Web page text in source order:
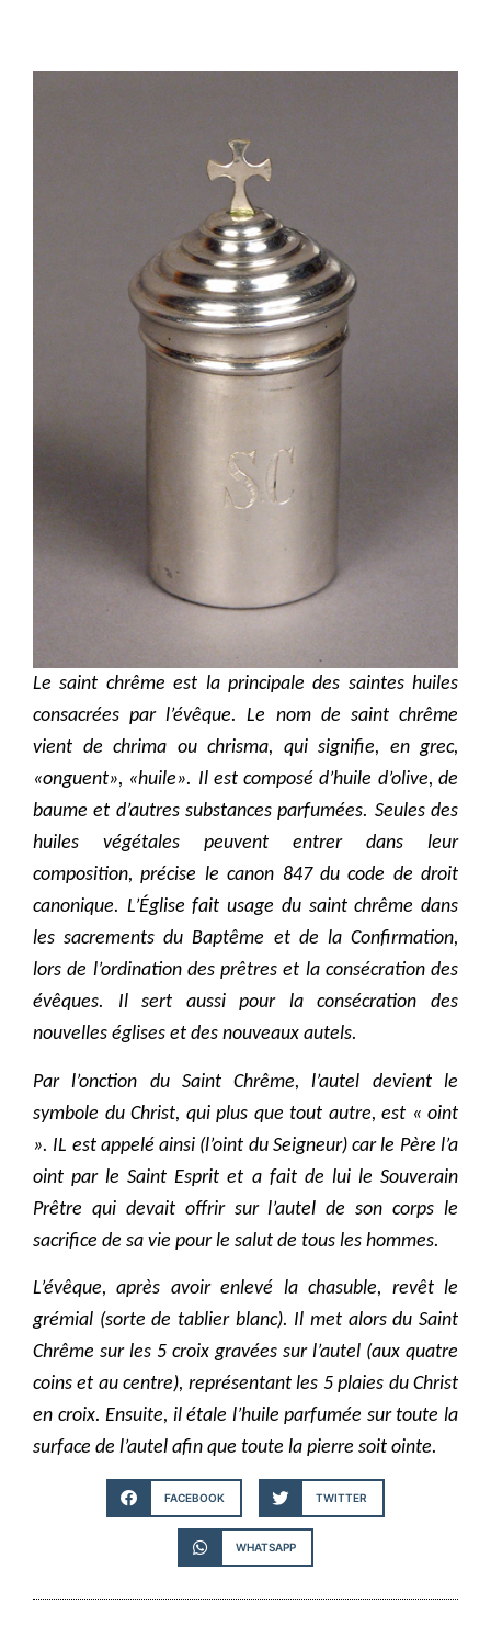
Le saint chrême est la principale des saintes huiles
consacrées par l’évêque. Le nom de saint chrême
vient de chrima ou chrisma, qui signifie, en grec,
«onguent», «huile». Il est composé d’huile d’olive, de
baume et d’autres substances parfumées. Seules des
huiles végétales peuvent entrer dans leur
composition, précise le canon 847 du code de droit
canonique. L’Église fait usage du saint chrême dans
les sacrements du Baptême et de la Confirmation,
lors de l’ordination des prêtres et la consécration des
évêques. Il sert aussi pour la consécration des
nouvelles églises et des nouveaux autels.
Par l’onction du Saint Chrême, l’autel devient le
symbole du Christ, qui plus que tout autre, est « oint
». IL est appelé ainsi (l’oint du Seigneur) car le Père l’a
oint par le Saint Esprit et a fait de lui le Souverain
Prêtre qui devait offrir sur l’autel de son corps le
sacrifice de sa vie pour le salut de tous les hommes.
L’évêque, après avoir enlevé la chasuble, revêt le
grémial (sorte de tablier blanc). Il met alors du Saint
Chrême sur les 5 croix gravées sur l’autel (aux quatre
coins et au centre), représentant les 5 plaies du Christ
en croix. Ensuite, il étale l’huile parfumée sur toute la
surface de l’autel afin que toute la pierre soit ointe.
FACEBOOK TWITTER
WHATSAPP